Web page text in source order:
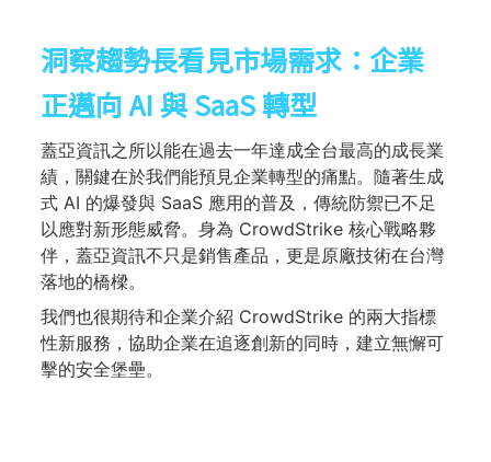
洞察趨勢長看見市場需求：企業
正邁向 AI 與 SaaS 轉型
蓋亞資訊之所以能在過去一年達成全台最高的成長業
績，關鍵在於我們能預見企業轉型的痛點。隨著生成
式 AI 的爆發與 SaaS 應用的普及，傳統防禦已不足
以應對新形態威脅。身為 CrowdStrike 核心戰略夥
伴，蓋亞資訊不只是銷售產品，更是原廠技術在台灣
落地的橋樑。
我們也很期待和企業介紹 CrowdStrike 的兩大指標
性新服務，協助企業在追逐創新的同時，建立無懈可
擊的安全堡壘。